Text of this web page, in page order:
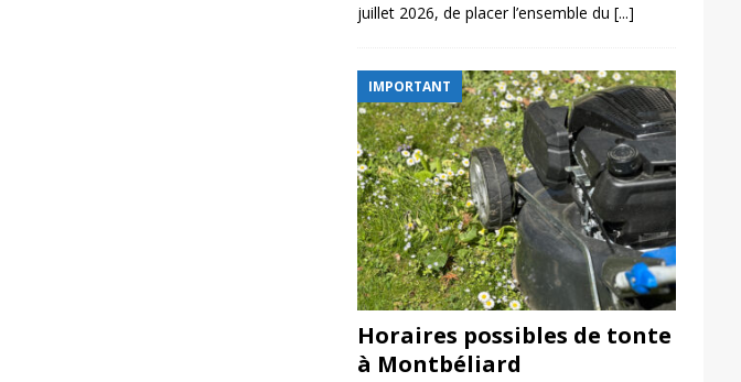
juillet 2026, de placer l’ensemble du [...]
IMPORTANT
Horaires possibles de tonte
à Montbéliard